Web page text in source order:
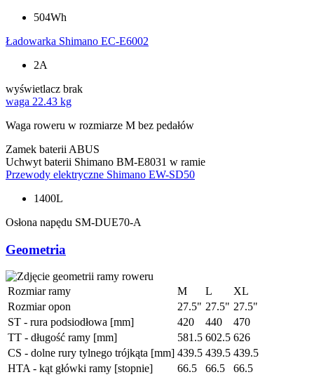
504Wh
Ładowarka Shimano EC-E6002
2A
wyświetlacz brak
waga 22.43 kg
Waga roweru w rozmiarze M bez pedałów
Zamek baterii ABUS
Uchwyt baterii Shimano BM-E8031 w ramie
Przewody elektryczne Shimano EW-SD50
1400L
Osłona napędu SM-DUE70-A
Geometria
Rozmiar ramy M L
XL
Rozmiar opon
27.5" 27.5" 27.5"
ST - rura podsiodłowa [mm]
420 440
470
TT - długość ramy [mm]
581.5 602.5 626
CS - dolne rury tylnego trójkąta [mm] 439.5 439.5 439.5
HTA - kąt główki ramy [stopnie]
66.5 66.5
66.5